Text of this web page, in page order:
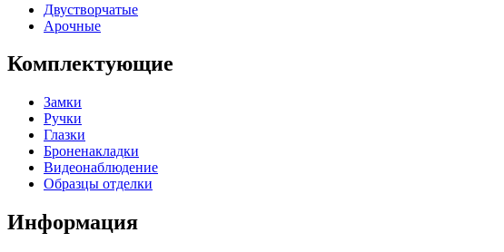
Двустворчатые
Арочные
Комплектующие
Замки
Ручки
Глазки
Броненакладки
Видеонаблюдение
Образцы отделки
Информация